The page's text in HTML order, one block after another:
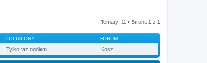
Tematy: 11 • Strona 1 z 1
POLUBIONY FORUM
Tylko raz ogółem Kosz